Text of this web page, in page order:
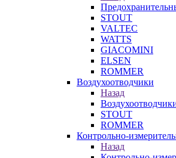
STOUT
VALTEC
WATTS
GIACOMINI
ELSEN
ROMMER
Воздухоотводчики
Назад
STOUT
ROMMER
Контрольно-
Назад